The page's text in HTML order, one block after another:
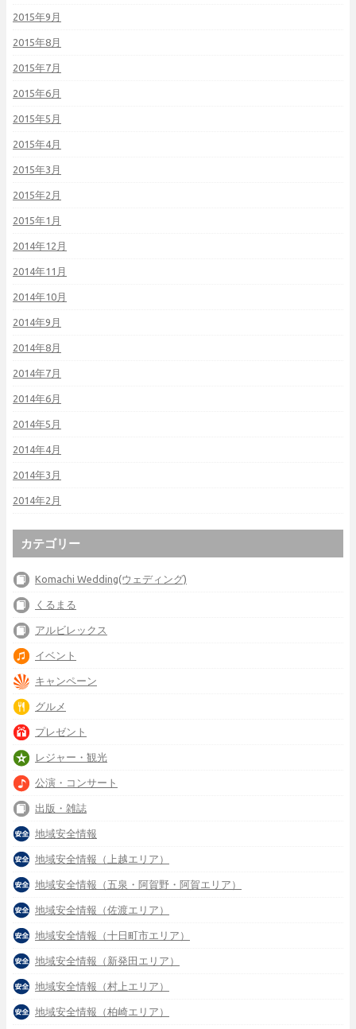
2015年9月
2015年8月
2015年7月
2015年6月
2015年5月
2015年4月
2015年3月
2015年2月
2015年1月
2014年12月
2014年11月
2014年10月
2014年9月
2014年8月
2014年7月
2014年6月
2014年5月
2014年4月
2014年3月
2014年2月
カテゴリー
Komachi Wedding(ウェディング)
くるまる
アルビレックス
イベント
キャンペーン
グルメ
プレゼント
レジャー・観光
公演・コンサート
出版・雑誌
地域安全情報
地域安全情報（上越エリア）
地域安全情報（五泉・阿賀野・阿賀エリア）
地域安全情報（佐渡エリア）
地域安全情報（十日町市エリア）
地域安全情報（新発田エリア）
地域安全情報（村上エリア）
地域安全情報（柏崎エリア）